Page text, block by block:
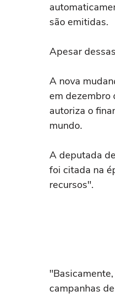
são emitidas.
Apesar
A nova
em dezembro
autoriza o
mundo.
A deputada
foi citada na
recursos".
campanhas